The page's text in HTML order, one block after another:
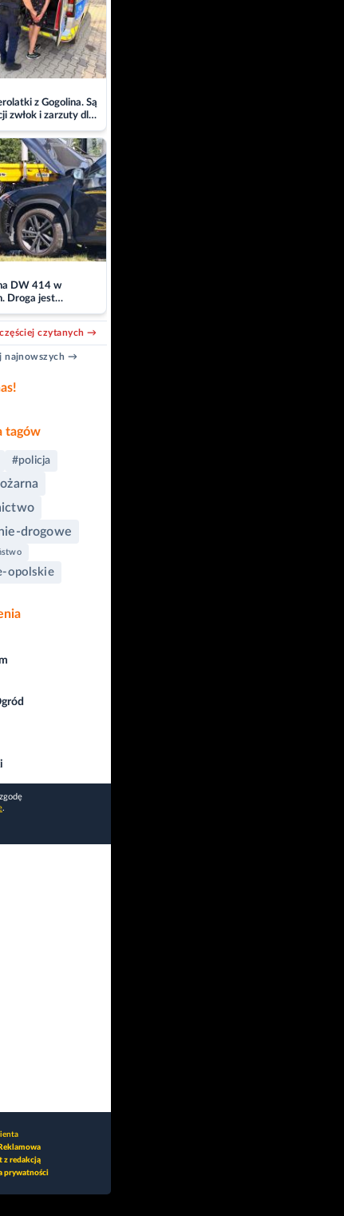
z Gogolina. Są
zwłok i zarzuty dla
DW 414 w
Droga jest
czytanych →
najnowszych →
tagów
#policja
drogowe
opolskie
.
z redakcją
prywatności